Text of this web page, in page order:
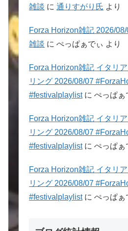
雑談 に通りすがり氏 より
Forza Horizon雑記 2026/
雑談 にぺっぱぁでぃ より
Forza Horizon雑記 イタリ
リング 2026/08/07
#festivalplaylistにぺっぱぁ
Forza Horizon雑記 イタリ
リング 2026/08/07
#festivalplaylistにぺっぱぁ
Forza Horizon雑記 イタリ
リング 2026/08/07
#festivalplaylistにぺっぱぁ